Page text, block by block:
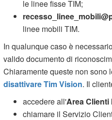
le linee fisse TIM;
linee mobili TIM.
In qualunque caso è
valido documento di
Chiaramente queste non sono
disattivare Tim Vision. Il
accedere all'Area Clienti
chiamare il Servizio